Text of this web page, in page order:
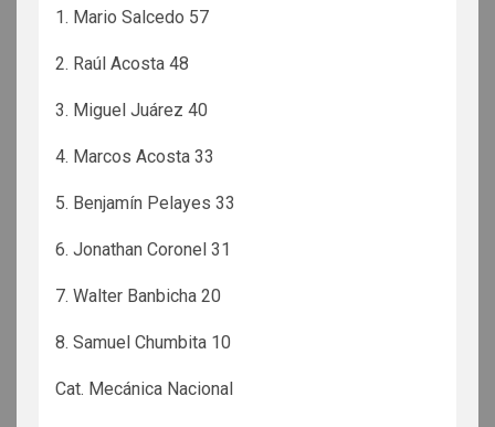
1. Mario Salcedo 57
2. Raúl Acosta 48
3. Miguel Juárez 40
4. Marcos Acosta 33
5. Benjamín Pelayes 33
6. Jonathan Coronel 31
7. Walter Banbicha 20
8. Samuel Chumbita 10
Cat. Mecánica Nacional